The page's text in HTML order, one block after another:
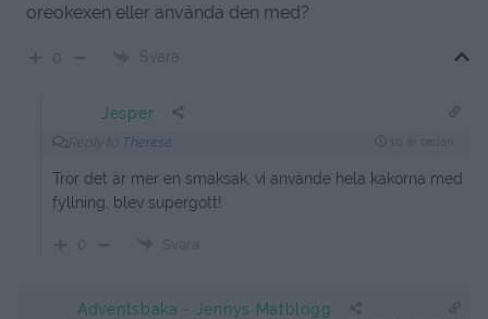
oreokexen eller använda den med?
Svara
Jesper
Therese
Tror det är mer en smaksak, vi använde hela kakorna med
fyllning, blev supergott!
Svara
Adventsbaka - Jennys Matblogg